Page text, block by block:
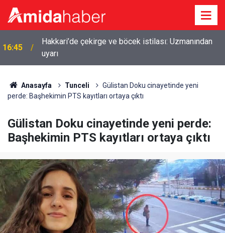
16:45
Hakkari’de çekirge ve böcek istilası: Uzmanından
uyarı
Anasayfa Tunceli
Gülistan Doku cinayetinde yeni
perde: Başhekimin PTS kayıtları ortaya çıktı
Gülistan Doku cinayetinde yeni perde:
Başhekimin PTS kayıtları ortaya çıktı